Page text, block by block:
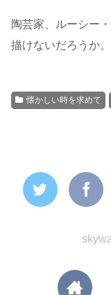
陶芸家、ルーシー
描けないだろうか
懐かしい時を求めて